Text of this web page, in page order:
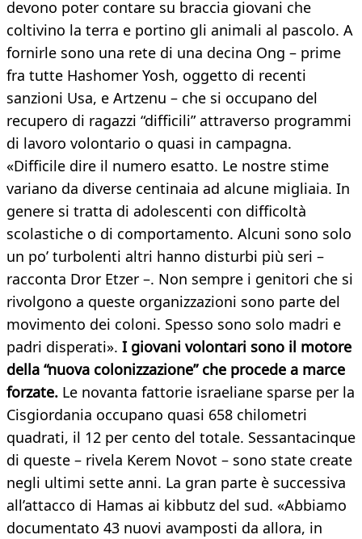
devono poter contare su braccia giovani che
coltivino la terra e portino gli animali al pascolo. A
fornirle sono una rete di una decina Ong – prime
fra tutte Hashomer Yosh, oggetto di recenti
sanzioni Usa, e Artzenu – che si occupano del
recupero di ragazzi “difficili” attraverso programmi
di lavoro volontario o quasi in campagna.
«Difficile dire il numero esatto. Le nostre stime
variano da diverse centinaia ad alcune migliaia. In
genere si tratta di adolescenti con difficoltà
scolastiche o di comportamento. Alcuni sono solo
un po’ turbolenti altri hanno disturbi più seri –
racconta Dror Etzer –. Non sempre i genitori che si
rivolgono a queste organizzazioni sono parte del
movimento dei coloni. Spesso sono solo madri e
padri disperati». I giovani volontari sono il motore
della “nuova colonizzazione” che procede a marce
forzate. Le novanta fattorie israeliane sparse per la
Cisgiordania occupano quasi 658 chilometri
quadrati, il 12 per cento del totale. Sessantacinque
di queste – rivela Kerem Novot – sono state create
negli ultimi sette anni. La gran parte è successiva
all’attacco di Hamas ai kibbutz del sud. «Abbiamo
documentato 43 nuovi avamposti da allora, in